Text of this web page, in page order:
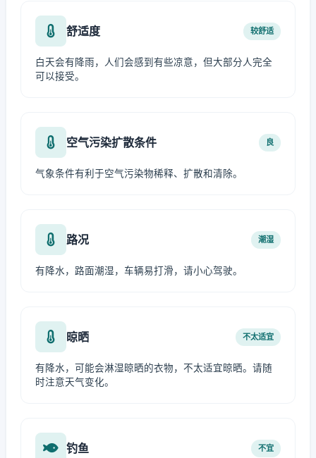
舒适度 较舒适
白天会有降雨，人们会感到有些凉意，但大部分人完全
可以接受。
空气污染扩散条件 良
气象条件有利于空气污染物稀释、扩散和清除。
路况 潮湿
有降水，路面潮湿，车辆易打滑，请小心驾驶。
晾晒 不太适宜
有降水，可能会淋湿晾晒的衣物，不太适宜晾晒。请随
时注意天气变化。
钓鱼 不宜